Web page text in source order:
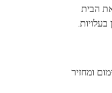
הבית
ומחזיר